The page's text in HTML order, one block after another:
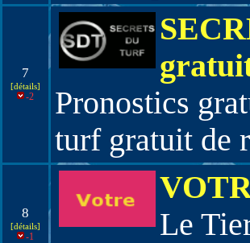
7
[détails]
-2
Pronostics
turf gratuit de
8
[détails]
-1
Le